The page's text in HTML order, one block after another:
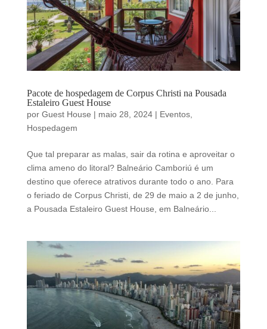
Pacote de hospedagem de Corpus Christi na Pousada
Estaleiro Guest House
por Guest House | maio 28, 2024| Eventos,
Hospedagem
Que tal preparar as malas, sair da rotina e aproveitar o
clima ameno do litoral? Balneário Camboriú é um
destino que oferece atrativos durante todo o ano. Para
o feriado de Corpus Christi, de 29 de maio a 2 de junho,
a Pousada Estaleiro Guest House, em Balneário...